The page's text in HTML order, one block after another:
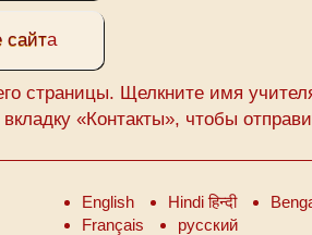
сайта
страницы. Щелкните имя
«Контакты», чтобы
English Hindi हिन्दी
Français
русский